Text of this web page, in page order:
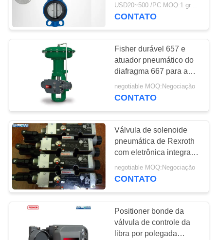
SITE
POLÍTICA
PRIVACIDADE
da válvula
USD20~500 /PC MOQ:1 grupo
CONTATO
Fisher durável 657 e
atuador pneumático do
diafragma 667 para a
válvula de controle
negotiable MOQ:Negociação
CONTATO
Válvula de solenoide
pneumática de Rexroth
com eletrônica integrada
4WREE 6E16-
24G24K31-A1V-655
negotiable MOQ:Negociação
CONTATO
Positioner bonde da
válvula de controle da
libra por polegada